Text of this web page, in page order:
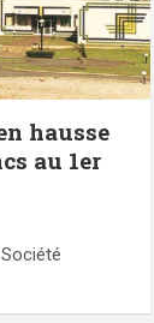
hausse
au 1er